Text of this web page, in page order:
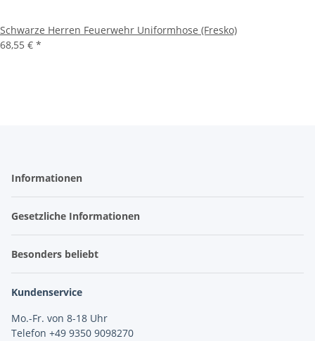
Schwarze Herren Feuerwehr Uniformhose (Fresko)
68,55 € *
Informationen
Gesetzliche Informationen
Besonders beliebt
Kundenservice
Mo.-Fr. von 8-18 Uhr
Telefon +49 9350 9098270